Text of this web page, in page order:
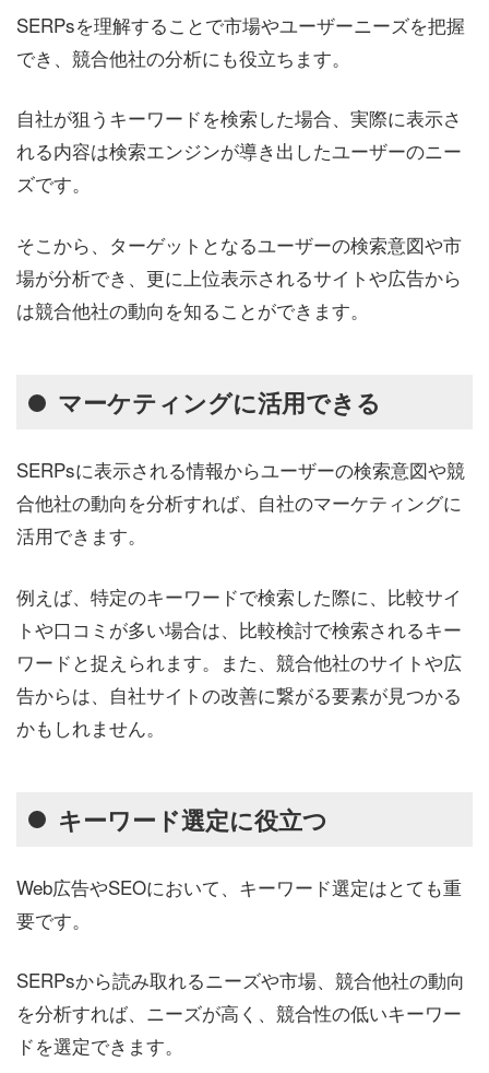
SERPsを理解することで市場やユーザーニーズを把握
でき、競合他社の分析にも役立ちます。
自社が狙うキーワードを検索した場合、実際に表示さ
れる内容は検索エンジンが導き出したユーザーのニー
ズです。
そこから、ターゲットとなるユーザーの検索意図や市
場が分析でき、更に上位表示されるサイトや広告から
は競合他社の動向を知ることができます。
マーケティングに活用できる
SERPsに表示される情報からユーザーの検索意図や競
合他社の動向を分析すれば、自社のマーケティングに
活用できます。
例えば、特定のキーワードで検索した際に、比較サイ
トや口コミが多い場合は、比較検討で検索されるキー
ワードと捉えられます。また、競合他社のサイトや広
告からは、自社サイトの改善に繋がる要素が見つかる
かもしれません。
キーワード選定に役立つ
Web広告やSEOにおいて、キーワード選定はとても重
要です。
SERPsから読み取れるニーズや市場、競合他社の動向
を分析すれば、ニーズが高く、競合性の低いキーワー
ドを選定できます。